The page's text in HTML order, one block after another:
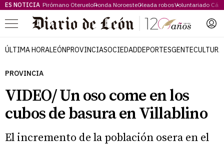
ES NOTICIA Pirómano OterueloRonda NoroesteOleada robosVoluntariado
Menú
ÚLTIMA HORALEÓNPROVINCIASOCIEDADDEPORTESGENTECULTURA
PROVINCIA
VIDEO/ Un oso come en los
cubos de basura en Villablino
El incremento de la población osera en el